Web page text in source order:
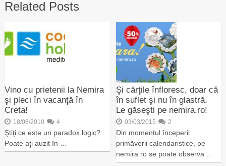
Related Posts
Vino cu prietenii la Nemira
şi pleci în vacanţă în
Creta!
18/08/2010 4
Ştiţi ce este un paradox logic?
Poate aţi auzit în …
Şi cărţile înfloresc, doar că
în suflet şi nu în glastră.
Le găseşti pe nemira.ro!
03/03/2015 2
Din momentul începerii
primăverii calendaristice, pe
nemira.ro se poate observa …